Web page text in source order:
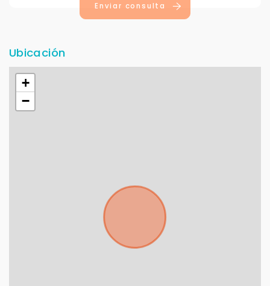
Enviar consulta
Ubicación
+
−
Déjanos tus datos para identificar tu consulta en el
sistema de gestión de clientes.